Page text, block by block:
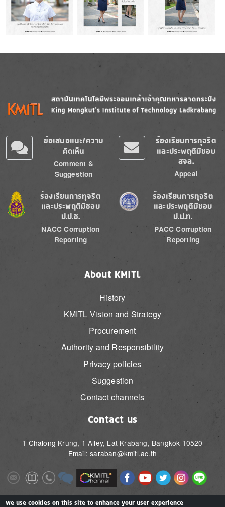
Image
ข้อเสนอแนะ/ความ
คิดเห็น
Comment &
Suggestion
ร้องเรียนการทุจริต
และประพฤติมิชอบ
สจล.
Appeal
Image
ร้องเรียนการทุจริต
และประพฤติมิชอบ
ป.ป.ช.
NACC Corruption
Reporting
Image
ร้องเรียนการทุจริต
และประพฤติมิชอบ
ป.ป.ท.
PACC Corruption
Reporting
About KMITL
History
KMITL Vision and Strategy
Procurement
Authority and Responsibility
Privacy policies
Suggestion
Contact channels
Contact us
1 Chalong Krung, 1 Alley, Lat Krabang, Bangkok 10520
Email: saraban@kmitl.ac.th
ImageImageImageImage Image ImageImageImageImageImage
Image Image
We use cookies on this site to enhance your user experience